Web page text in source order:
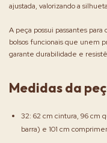
ajustada, valorizando a
A peça possui passantes
bolsos funcionais que unem
garante durabilidade e
Medidas da
32: 62 cm cintura, 96 cm
barra) e 101 cm